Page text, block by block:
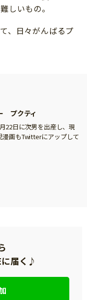
しいもの。
、日々がんばるプ
プクティ
22日に次男を出産し、現
漫画もTwitterにアップして
届く♪